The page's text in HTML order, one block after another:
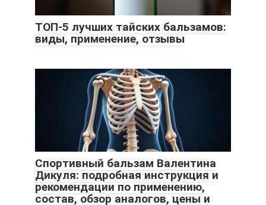
ТОП-5 лучших тайских бальзамов:
виды, применение, отзывы
Спортивный бальзам Валентина
Дикуля: подробная инструкция и
рекомендации по применению,
состав, обзор аналогов, цены и